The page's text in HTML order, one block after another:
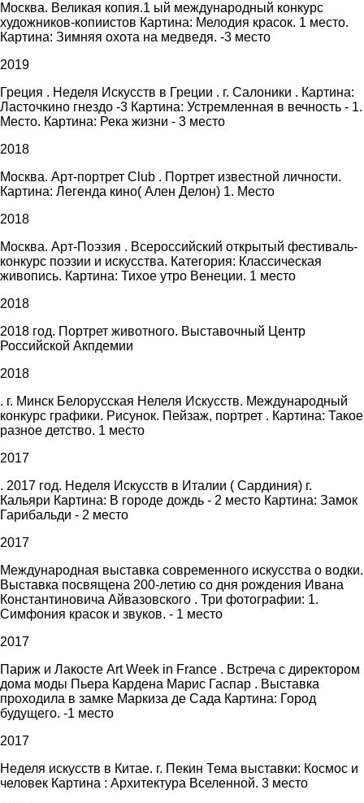
Москва. Великая копия.1 ый международный конкурс
художников-копиистов Картина: Мелодия красок. 1 место.
Картина: Зимняя охота на медведя. -3 место
2019
Греция . Неделя Искусств в Греции . г. Салоники . Картина:
Ласточкино гнездо -3 Картина: Устремленная в вечность - 1.
Место. Картина: Река жизни - 3 место
2018
Москва. Арт-портрет Club . Портрет известной личности.
Картина: Легенда кино( Ален Делон) 1. Место
2018
Москва. Арт-Поэзия . Всероссийский открытый фестиваль-
конкурс поэзии и искусства. Категория: Классическая
живопись. Картина: Тихое утро Венеции. 1 место
2018
2018 год. Портрет животного. Выставочный Центр
Российской Акпдемии
2018
. г. Минск Белорусская Нелеля Искусств. Международный
конкурс графики. Рисунок. Пейзаж, портрет . Картина: Такое
разное детство. 1 место
2017
. 2017 год. Неделя Искусств в Италии ( Сардиния) г.
Кальяри Картина: В городе дождь - 2 место Картина: Замок
Гарибальди - 2 место
2017
Международная выставка современного искусства о водки.
Выставка посвящена 200-летию со дня рождения Ивана
Константиновича Айвазовского . Три фотографии: 1.
Симфония красок и звуков. - 1 место
2017
Париж и Лакосте Art Week in France . Встреча с директором
дома моды Пьера Кардена Марис Гаспар . Выставка
проходила в замке Маркиза де Сада Картина: Город
будущего. -1 место
2017
Неделя искусств в Китае. г. Пекин Тема выставки: Космос и
человек Картина : Архитектура Вселенной. 3 место